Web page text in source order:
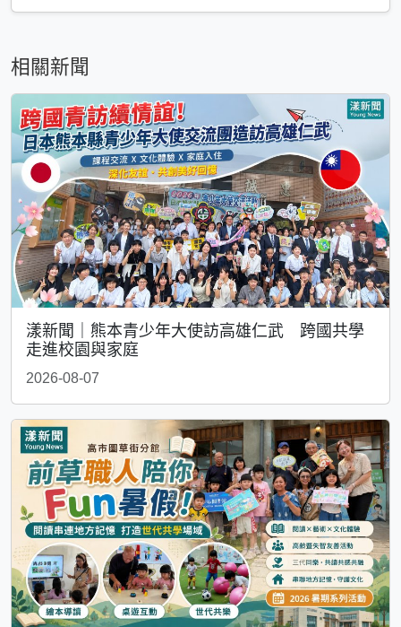
相關新聞
漾新聞｜熊本青少年大使訪高雄仁武 跨國共學
走進校園與家庭
2026-08-07